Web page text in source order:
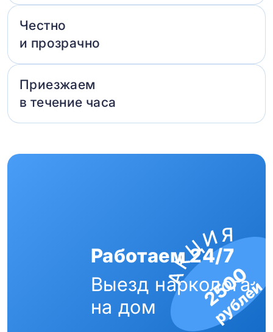
Честно
и прозрачно
Приезжаем
в течение часа
2500
рублей
Работаем 24/7
Выезд нарколога
на дом